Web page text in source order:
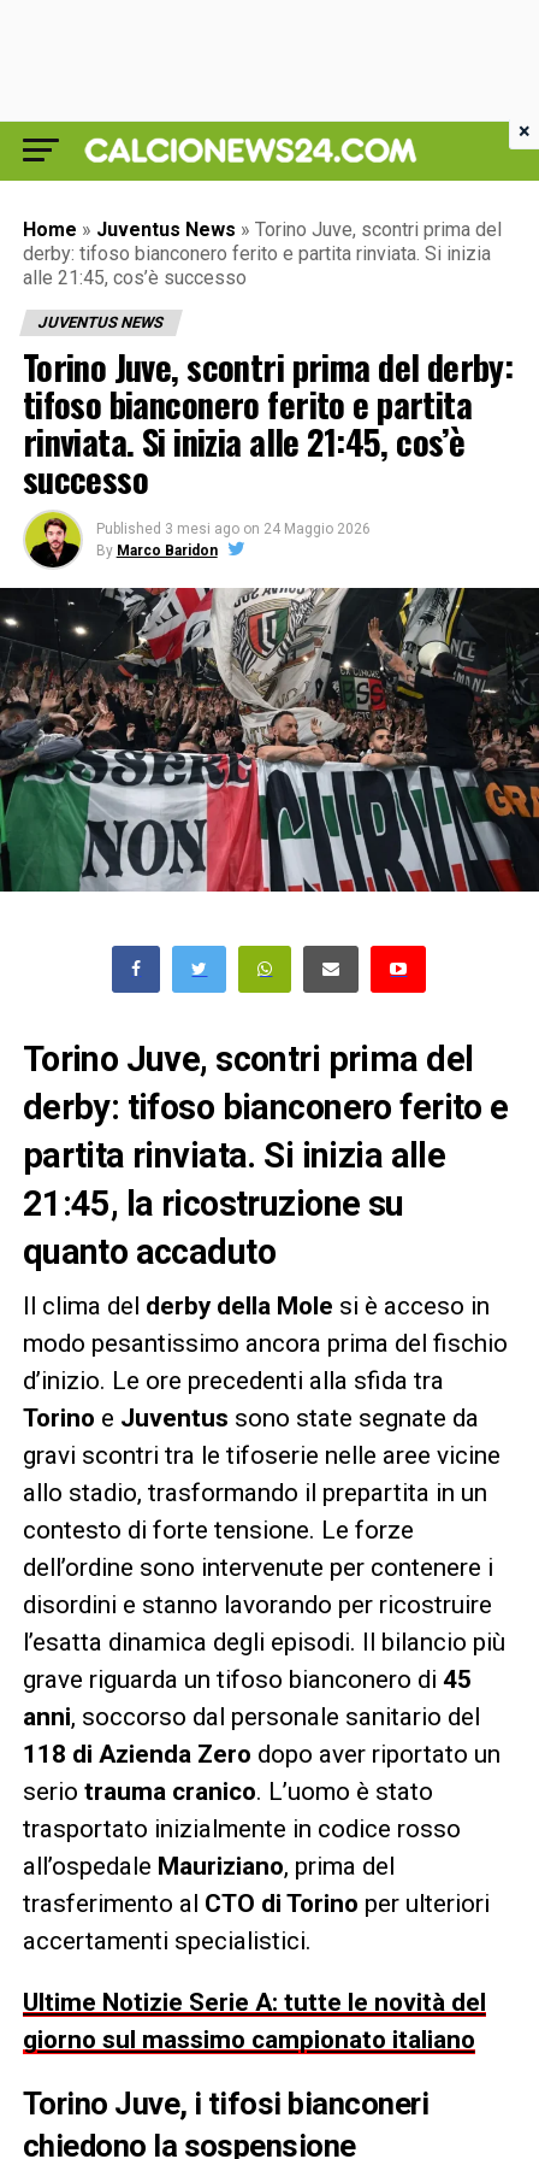
Home » Juventus News » Torino Juve, scontri prima del
derby: tifoso bianconero ferito e partita rinviata. Si inizia
alle 21:45, cos’è successo
JUVENTUS NEWS
Torino Juve, scontri prima del derby:
tifoso bianconero ferito e partita
rinviata. Si inizia alle 21:45, cos’è
successo
Published 3 mesi ago on 24 Maggio 2026
By Marco Baridon
Torino Juve, scontri prima del
derby: tifoso bianconero ferito e
partita rinviata. Si inizia alle
21:45, la ricostruzione su
quanto accaduto
Il clima del derby della Mole si è acceso in
modo pesantissimo ancora prima del fischio
d’inizio. Le ore precedenti alla sfida tra
Torino e Juventus sono state segnate da
gravi scontri tra le tifoserie nelle aree vicine
allo stadio, trasformando il prepartita in un
contesto di forte tensione. Le forze
dell’ordine sono intervenute per contenere i
disordini e stanno lavorando per ricostruire
l’esatta dinamica degli episodi. Il bilancio più
grave riguarda un tifoso bianconero di 45
anni, soccorso dal personale sanitario del
118 di Azienda Zero dopo aver riportato un
serio trauma cranico. L’uomo è stato
trasportato inizialmente in codice rosso
all’ospedale Mauriziano, prima del
trasferimento al CTO di Torino per ulteriori
accertamenti specialistici.
Ultime Notizie Serie A: tutte le novità del
giorno sul massimo campionato italiano
Torino Juve, i tifosi bianconeri
chiedono la sospensione
×